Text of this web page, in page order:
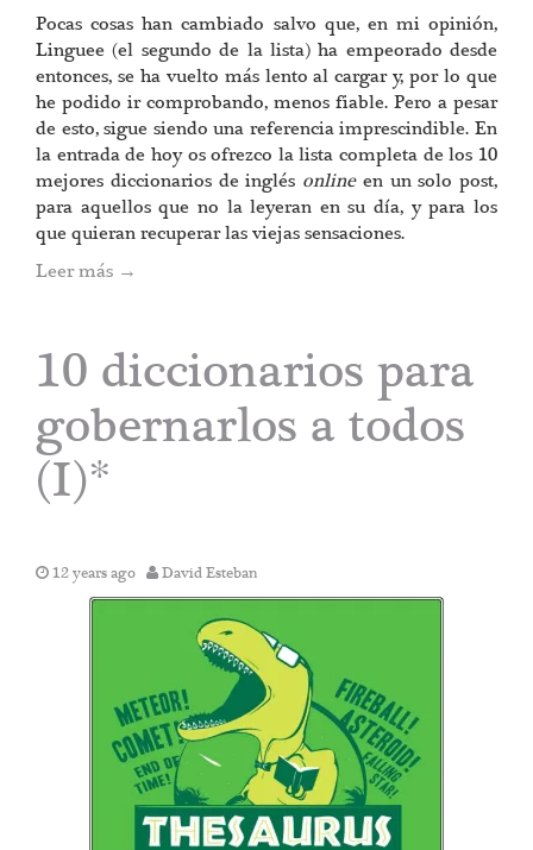
Pocas cosas han cambiado salvo que, en mi opinión,
Linguee (el segundo de la lista) ha empeorado desde
entonces, se ha vuelto más lento al cargar y, por lo que
he podido ir comprobando, menos fiable. Pero a pesar
de esto, sigue siendo una referencia imprescindible. En
la entrada de hoy os ofrezco la lista completa de los 10
mejores diccionarios de inglés onlineen un solo post,
para aquellos que no la leyeran en su día, y para los
que quieran recuperar las viejas sensaciones.
Leer más →
10 diccionarios para
gobernarlos a todos
(I)*
12 years ago David Esteban